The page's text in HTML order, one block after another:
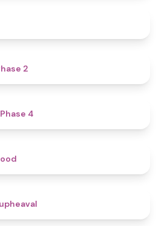
2
4